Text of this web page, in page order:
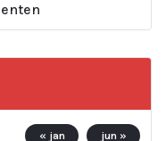
« jan jun »